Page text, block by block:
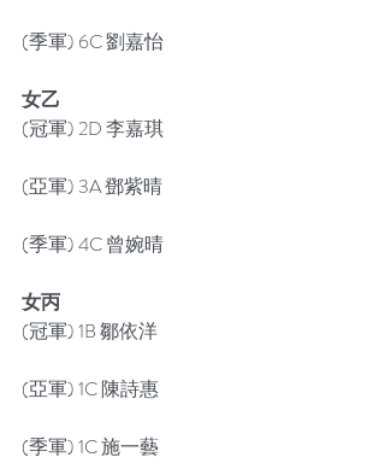
(季軍) 6C 劉嘉怡
女乙
(冠軍) 2D 李嘉琪
(亞軍) 3A 鄧紫晴
(季軍) 4C 曾婉晴
女丙
(冠軍) 1B 鄒依洋
(亞軍) 1C 陳詩惠
(季軍) 1C 施一藝